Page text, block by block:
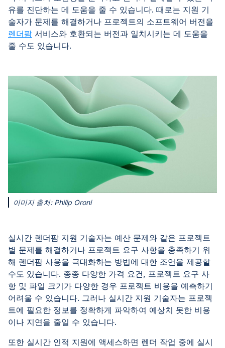
유를 진단하는 데 도움을 줄 수 있습니다. 때로는 지원 기
술자가 문제를 해결하거나 프로젝트의 소프트웨어 버전을
렌더팜 서비스와 호환되는 버전과 일치시키는 데 도움을
줄 수도 있습니다.
이미지 출처: Philip Oroni
실시간 렌더팜 지원 기술자는 예산 문제와 같은 프로젝트
별 문제를 해결하거나 프로젝트 요구 사항을 충족하기 위
해 렌더팜 사용을 극대화하는 방법에 대한 조언을 제공할
수도 있습니다. 종종 다양한 가격 요건, 프로젝트 요구 사
항 및 파일 크기가 다양한 경우 프로젝트 비용을 예측하기
어려울 수 있습니다. 그러나 실시간 지원 기술자는 프로젝
트에 필요한 정보를 정확하게 파악하여 예상치 못한 비용
이나 지연을 줄일 수 있습니다.
또한 실시간 인적 지원에 액세스하면 렌더 작업 중에 실시